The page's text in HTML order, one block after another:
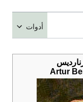
أدوات
Artur